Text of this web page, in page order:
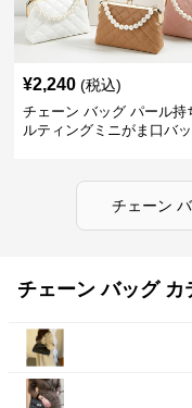
¥2,240 (税込)
チェーン バッグ パール持
ルティングミニがま口バ
チェーン
チェーン バッグ カ